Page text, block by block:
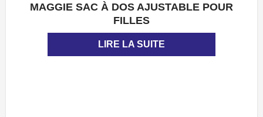
APERÇU
MAGGIE SAC À DOS AJUSTABLE POUR
FILLES
LIRE LA SUITE